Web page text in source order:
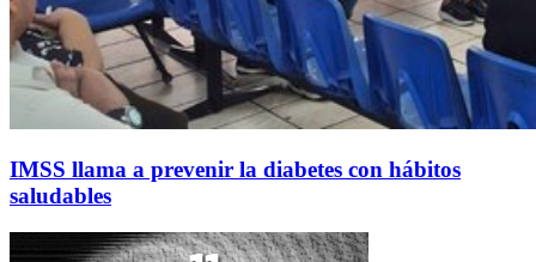
IMSS llama a prevenir la diabetes con hábitos
saludables